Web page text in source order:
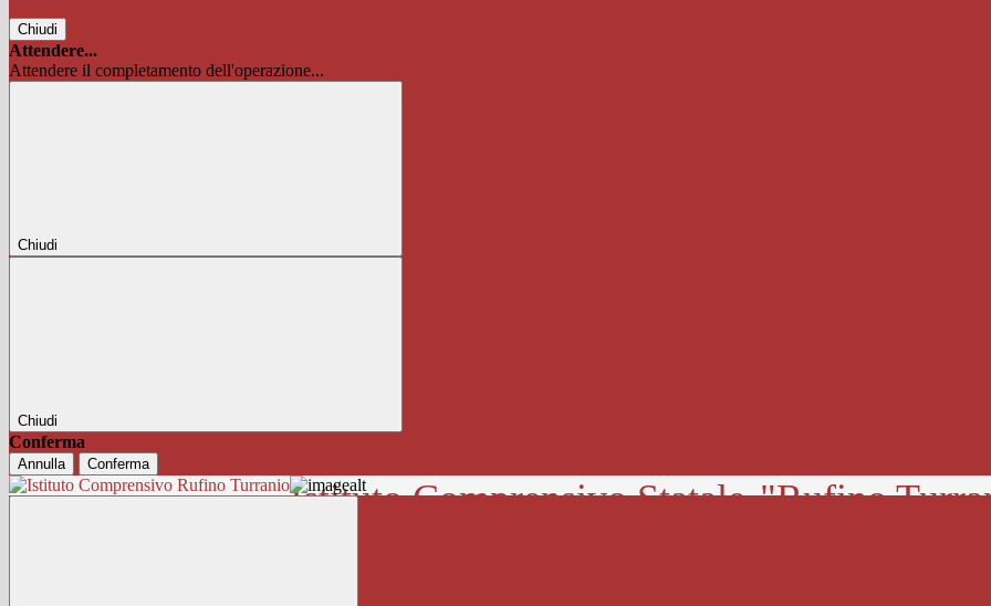
Chiudi
Attendere...
Attendere il completamento dell'operazione...
Chiudi
Chiudi
Conferma
Annulla Conferma
Istituto Comprensivo Statale"Rufino